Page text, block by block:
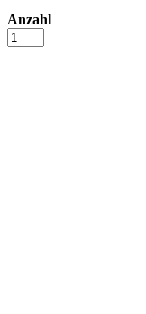
Anzahl
Volksklub
–